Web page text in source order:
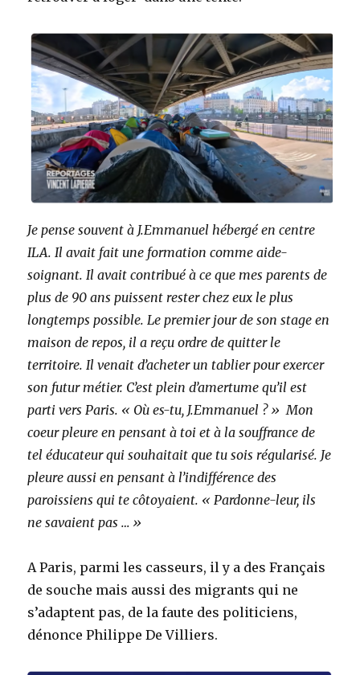
Je pense souvent à J.Emmanuel hébergé en centre
ILA. Il avait fait une formation comme aide-
soignant. Il avait contribué à ce que mes parents de
plus de 90 ans puissent rester chez eux le plus
longtemps possible. Le premier jour de son stage en
maison de repos, il a reçu ordre de quitter le
territoire. Il venait d’acheter un tablier pour exercer
son futur métier. C’est plein d’amertume qu’il est
parti vers Paris. « Où es-tu, J.Emmanuel ? » Mon
coeur pleure en pensant à toi et à la souffrance de
tel éducateur qui souhaitait que tu sois régularisé. Je
pleure aussi en pensant à l’indifférence des
paroissiens qui te côtoyaient. « Pardonne-leur, ils
ne savaient pas … »
A Paris, parmi les casseurs, il y a des Français
de souche mais aussi des migrants qui ne
s’adaptent pas, de la faute des politiciens,
dénonce Philippe De Villiers.